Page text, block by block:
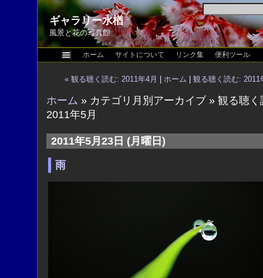
ギャラリー水楢
風景と花の写真館
ホーム サイトについて リンク集 便利ツール
« 観る聴く読む: 2011年4月 ホーム 観る聴く読む: 2011
ホーム » カテゴリ月別アーカイブ » 観る聴く
2011年5月
2011年5月23日 (月曜日)
雨